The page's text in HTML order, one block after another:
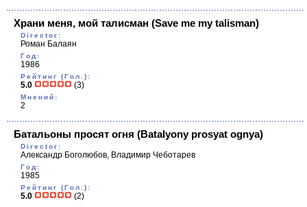
Храни меня, мой талисман (Save me my talisman)
Director:
Роман Балаян
Год:
1986
Рейтинг (Гол.):
5.0 (3)
Мнений:
2
Батальоны просят огня (Batalyony prosyat ognya)
Director:
Александр Боголюбов, Владимир Чеботарев
Год:
1985
Рейтинг (Гол.):
5.0 (2)